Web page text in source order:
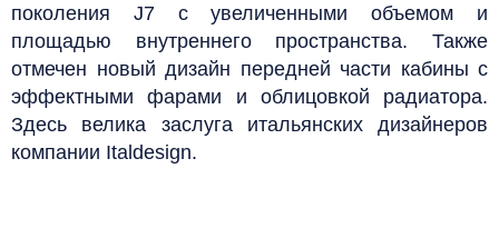
поколения J7 с увеличенными объемом и
площадью внутреннего пространства. Также
отмечен новый дизайн передней части кабины с
эффектными фарами и облицовкой радиатора.
Здесь велика заслуга итальянских дизайнеров
компании Italdesign.